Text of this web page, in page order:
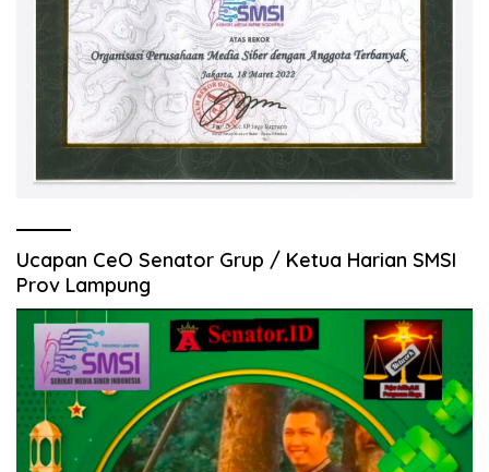
Ucapan CeO Senator Grup / Ketua Harian SMSI
Prov Lampung